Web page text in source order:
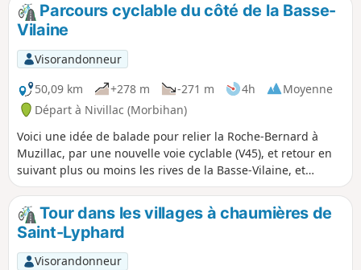
Parcours cyclable du côté de la Basse-
Vilaine
Visorandonneur
50,09 km
+278 m -271 m 4h
Moyenne
Départ à Nivillac (Morbihan)
Voici une idée de balade pour relier la Roche-Bernard à
Muzillac, par une nouvelle voie cyclable (V45), et retour en
suivant plus ou moins les rives de la Basse-Vilaine, et
l'itinéraire cyclable de la V42. L'ancienne voie ferrée du Petit
Train du Morbihan a retrouvé une raison d'être et les
petites routes et chemins qui surplombent le fleuve sont
bien agréables. Et en plus, il y a plein d'endroits où faire la
pause !
Tour dans les villages à chaumières de
Saint-Lyphard
Visorandonneur